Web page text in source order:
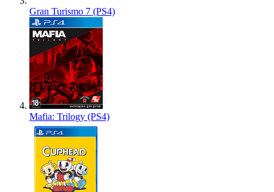
Gran Turismo 7 (PS4)
Mafia: Trilogy (PS4)